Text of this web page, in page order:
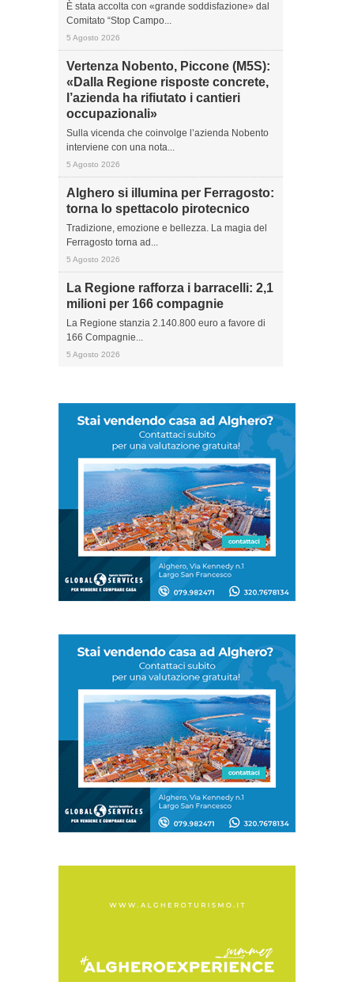
È stata accolta con «grande soddisfazione» dal
Comitato “Stop Campo...
5 Agosto 2026
Vertenza Nobento, Piccone (M5S):
«Dalla Regione risposte concrete,
l’azienda ha rifiutato i cantieri
occupazionali»
Sulla vicenda che coinvolge l’azienda Nobento
interviene con una nota...
5 Agosto 2026
Alghero si illumina per Ferragosto:
torna lo spettacolo pirotecnico
Tradizione, emozione e bellezza. La magia del
Ferragosto torna ad...
5 Agosto 2026
La Regione rafforza i barracelli: 2,1
milioni per 166 compagnie
La Regione stanzia 2.140.800 euro a favore di
166 Compagnie...
5 Agosto 2026